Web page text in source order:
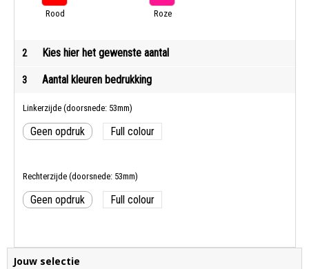
Rood Roze
2 Kies hier het gewenste aantal
3 Aantal kleuren bedrukking
Linkerzijde (doorsnede: 53mm)
Geen opdruk Full colour
Rechterzijde (doorsnede: 53mm)
Geen opdruk Full colour
Jouw selectie